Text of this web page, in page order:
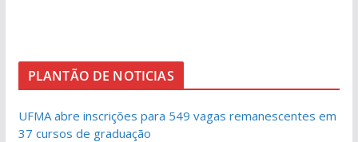
PLANTÃO DE NOTICIAS
UFMA abre inscrições para 549 vagas remanescentes em
37 cursos de graduação